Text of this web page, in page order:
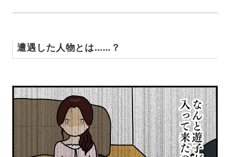
遭遇した人物とは……？